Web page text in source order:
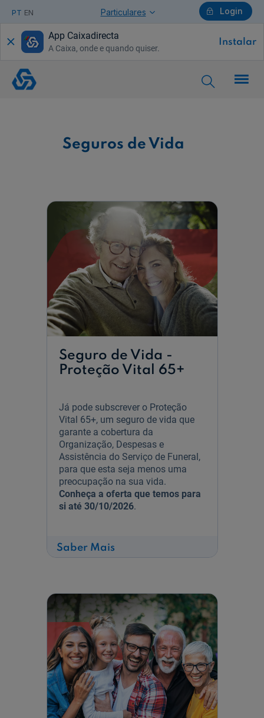
PT EN Login
Particulares
Particulares
Empresas
Ajuda Empresas
Quero ser cliente:
Aderir ao Caixadirecta Particulares
Aderir ao Caixadirecta Empresas
Links úteis:
Recomendações de Segurança
Registo fornecedor confirming
App Caixadirecta
A Caixa, onde e quando quiser.
Instalar
Seguros
de
Seguros de Vida
Seguro de Vida -
Proteção Vital 65+
Já pode subscrever o Proteção
Vital 65+, um seguro de vida que
garante a cobertura da
Organização, Despesas e
Assistência do Serviço de Funeral,
para que esta seja menos uma
preocupação na sua vida.
Conheça a oferta que temos para
si até 30/10/2026.
Saber Maissobre
Seguro
Proteção
Vital
65+